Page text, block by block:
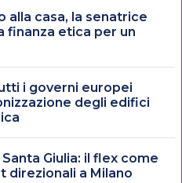
alla casa, la senatrice
finanza etica per un
i governi europei
degli edifici
Giulia: il flex come
direzionali a Milano